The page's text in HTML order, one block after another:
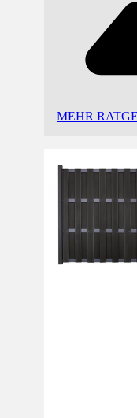
MEHR